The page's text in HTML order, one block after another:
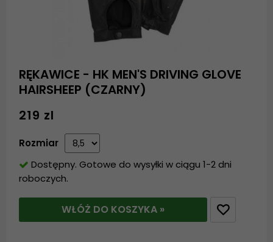
RĘKAWICE - HK MEN'S DRIVING GLOVE
HAIRSHEEP (CZARNY)
219 zl
Rozmiar
Dostępny. Gotowe do wysyłki w ciągu 1-2 dni
roboczych.
WŁÓŻ DO KOSZYKA »